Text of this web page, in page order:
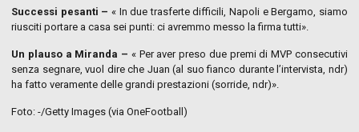
Successi pesanti – « In due trasferte difficili, Napoli e Bergamo, siamo
riusciti portare a casa sei punti: ci avremmo messo la firma tutti».
Un plauso a Miranda – « Per aver preso due premi di MVP consecutivi
senza segnare, vuol dire che Juan (al suo fianco durante l’intervista, ndr)
ha fatto veramente delle grandi prestazioni (sorride, ndr)».
Foto: -/Getty Images (via OneFootball)